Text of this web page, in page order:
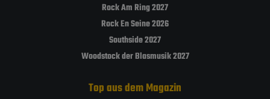
Rock Am Ring 2027
Rock En Seine 2026
Southside 2027
Woodstock der Blasmusik 2027
Top aus dem Magazin